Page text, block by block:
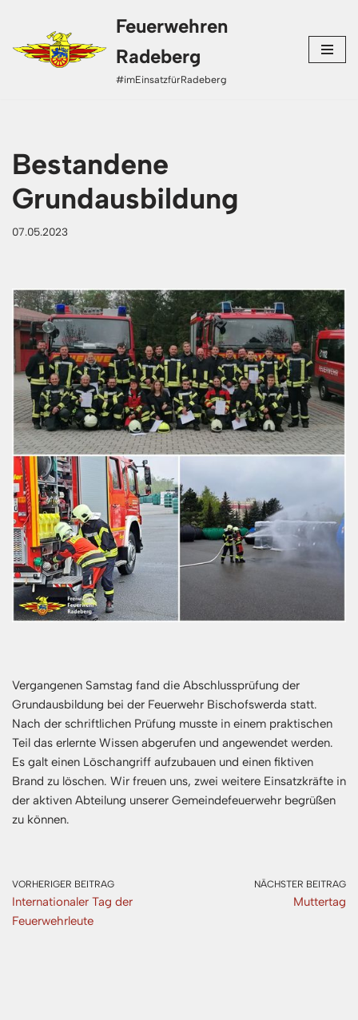
Zum
Inhalt
Feuerwehren
Radeberg
#imEinsatzfürRadeberg
Bestandene
Grundausbildung
07.05.2023
Vergangenen Samstag fand die Abschlussprüfung der
Grundausbildung bei der Feuerwehr Bischofswerda statt.
Nach der schriftlichen Prüfung musste in einem praktischen
Teil das erlernte Wissen abgerufen und angewendet werden.
Es galt einen Löschangriff aufzubauen und einen fiktiven
Brand zu löschen. Wir freuen uns, zwei weitere Einsatzkräfte in
der aktiven Abteilung unserer Gemeindefeuerwehr begrüßen
zu können.
VORHERIGER BEITRAG
Internationaler Tag der
Feuerwehrleute
NÄCHSTER BEITRAG
Muttertag